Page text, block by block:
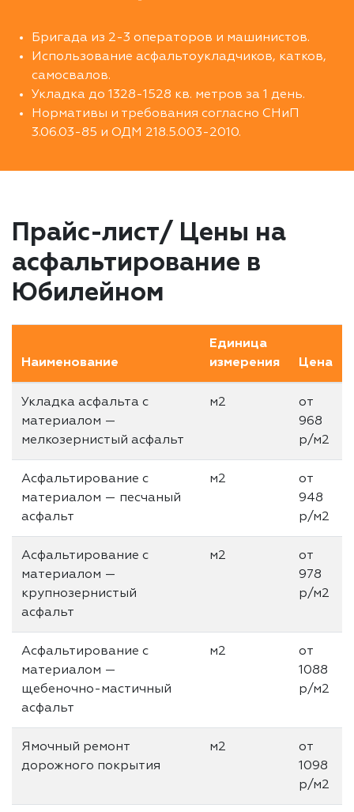
Бригада из 2-3 операторов и машинистов.
Использование асфальтоукладчиков, катков,
самосвалов.
Укладка до 1328-1528 кв. метров за 1 день.
Нормативы и требования согласно СНиП
3.06.03-85 и ОДМ 218.5.003-2010.
Прайс-лист/ Цены на
асфальтирование в
Юбилейном
Наименование
Единица
измерения
Цена
Укладка асфальта с
материалом —
мелкозернистый асфальт
м2
от
968
р/м2
Асфальтирование с
материалом — песчаный
асфальт
м2
от
948
р/м2
Асфальтирование с
материалом —
крупнозернистый
асфальт
м2
от
978
р/м2
Асфальтирование с
материалом —
щебеночно-мастичный
асфальт
м2
от
1088
р/м2
Ямочный ремонт
дорожного покрытия
м2
от
1098
р/м2